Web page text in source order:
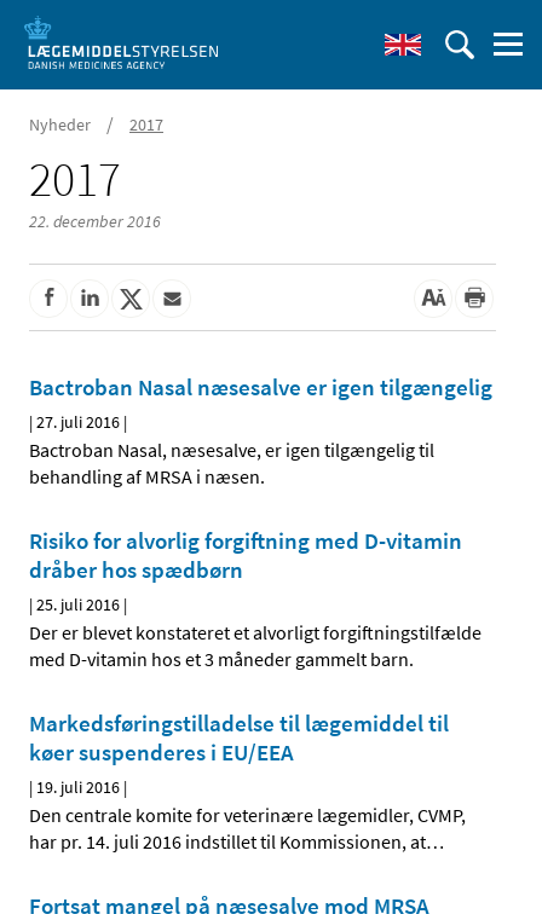
Nyheder / 2017
2017
22. december 2016
Bactroban Nasal næsesalve er igen tilgængelig
|27. juli 2016 |
Bactroban Nasal, næsesalve, er igen tilgængelig til
behandling af MRSA i næsen.
Risiko for alvorlig forgiftning med D-vitamin
dråber hos spædbørn
|25. juli 2016 |
Der er blevet konstateret et alvorligt forgiftningstilfælde
med D-vitamin hos et 3 måneder gammelt barn.
Markedsføringstilladelse til lægemiddel til
køer suspenderes i EU/EEA
| 19. juli 2016 |
Den centrale komite for veterinære lægemidler, CVMP,
har pr. 14. juli 2016 indstillet til Kommissionen, at…
Fortsat mangel på næsesalve mod MRSA